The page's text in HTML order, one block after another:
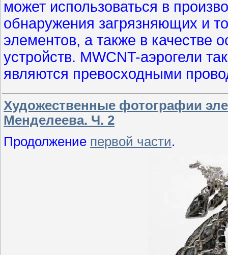
может использоваться в
обнаружения загрязняющих и
элементов, а также в качестве
устройств. MWCNT-аэрогели
являются превосходными
Художественные фотографии
Менделеева. Ч. 2
Продолжение первой части.